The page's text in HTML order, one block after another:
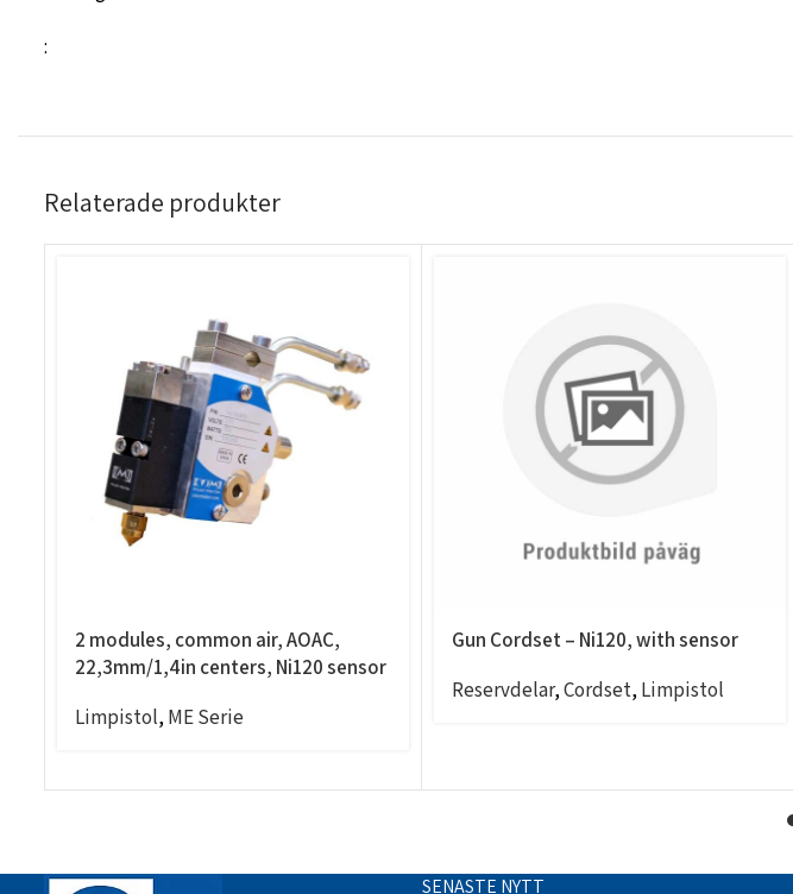
:
Relaterade produkter
2 modules, common air, AOAC,
22,3mm/1,4in centers, Ni120 sensor
Limpistol, ME Serie
Gun Cordset – Ni120, with sensor
Reservdelar,Cordset, Limpistol
SENASTE NYTT